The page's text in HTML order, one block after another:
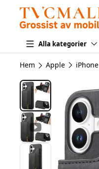
Alla kategorier
Hem Apple iPhone